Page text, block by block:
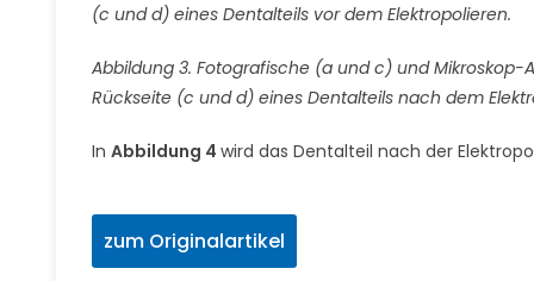
(c und d) eines Dentalteils vor dem Elektropolieren.
Abbildung 3. Fotografische (a und c) und
Rückseite (c und d) eines Dentalteils nach dem
In Abbildung 4 wird das Dentalteil nach der
zum Originalartikel